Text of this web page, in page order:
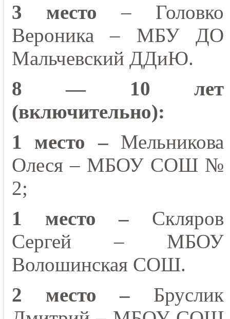
3 место – Головко
Вероника – МБУ ДО
Мальчевский ДДиЮ.
8 — 10 лет
(включительно):
1 место – Мельникова
Олеся – МБОУ СОШ №
2;
1 место – Скляров
Сергей – МБОУ
Волошинская СОШ.
2 место – Бруслик